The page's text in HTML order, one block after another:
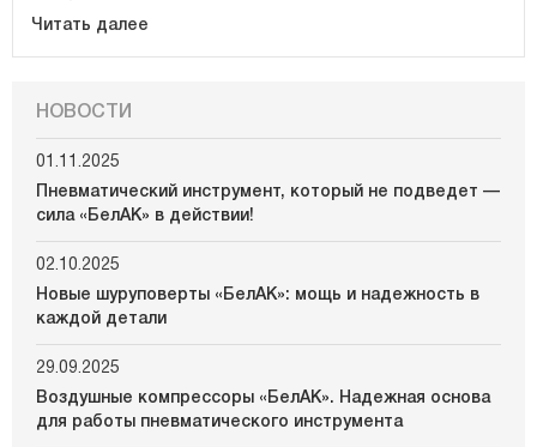
НОВОСТИ
01.11.2025
Пневматический инструмент, который не подведет —
сила «БелАК» в действии!
02.10.2025
Новые шуруповерты «БелАК»: мощь и надежность в
каждой детали
29.09.2025
Воздушные компрессоры «БелАК». Надежная основа
для работы пневматического инструмента
Читать далее